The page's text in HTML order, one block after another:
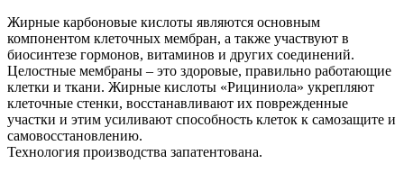
Жирные карбоновые кислоты являются основным
компонентом клеточных мембран, а также участвуют в
биосинтезе гормонов, витаминов и других соединений.
Целостные мембраны – это здоровые, правильно работающие
клетки и ткани. Жирные кислоты «Рициниола» укрепляют
клеточные стенки, восстанавливают их поврежденные
участки и этим усиливают способность клеток к самозащите и
самовосстановлению.
Технология производства запатентована.